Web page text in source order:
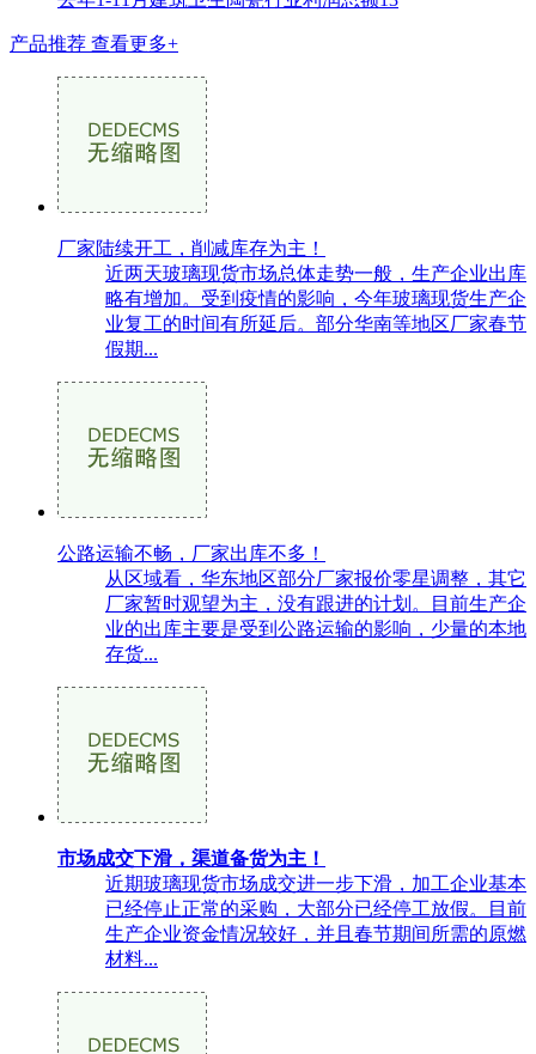
产品推荐 查看更多+
厂家陆续开工，削减库存为主！
近两天玻璃现货市场总体走势一般，生产企业出库
略有增加。受到疫情的影响，今年玻璃现货生产企
业复工的时间有所延后。部分华南等地区厂家春节
假期...
公路运输不畅，厂家出库不多！
从区域看，华东地区部分厂家报价零星调整，其它
厂家暂时观望为主，没有跟进的计划。目前生产企
业的出库主要是受到公路运输的影响，少量的本地
存货...
市场成交下滑，渠道备货为主！
近期玻璃现货市场成交进一步下滑，加工企业基本
已经停止正常的采购，大部分已经停工放假。目前
生产企业资金情况较好，并且春节期间所需的原燃
材料...